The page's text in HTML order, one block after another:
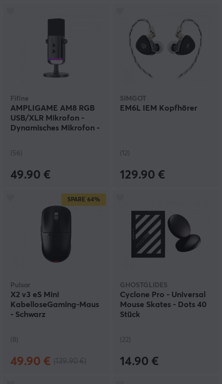
Fifine
AMPLIGAME AM8 RGB
USB/XLR Mikrofon -
Dynamisches Mikrofon -
(56)
49.90 €
SIMGOT
EM6L IEM Kopfhörer
(12)
129.90 €
SPARE 64%
Pulsar
X2 v3 eS Mini
KabelloseGaming-Maus
- Schwarz
(8)
49.90 €
GHOSTGLIDES
Cyclone Pro - Universal
Mouse Skates - Dots 40
Stück
(22)
14.90 €